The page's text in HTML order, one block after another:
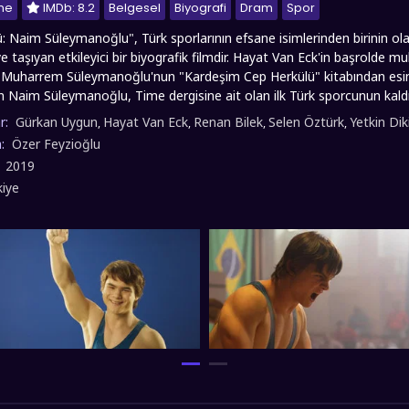
IMDb: 8.2 Belgesel Biyografi Dram
Spor
Naim Süleymanoğlu", Türk sporlarının efsane isimlerinden birinin
taşıyan etkileyici bir biyografik filmdir. Hayat Van Eck'in başrolde
Süleymanoğlu'nun "Kardeşim Cep Herkülü" kitabından
Naim Süleymanoğlu, Time dergisine ait olan ilk Türk sporcunun
"Dünyanın En İyi Sporcusu" unvanına layık görüldü. Henüz
kariyeri boyunca 47 dünya rekoru, 3 olimpiyat altın madalyası, 6
imza attı. Kendi vücut ağırlığının üç fazlasını kaldırabilen
değil, aynı zamanda Bulgaristan'da yaşanan zorlu siyasi
Bulgar Komünist Partisi'nin Türk azınlığına uygulanan
öyküsü, dönemin başbakanı Turgut Özal'ın özel girişimleriyle
yaptığı konuşmayla Bulgaristan Türklerinin yaşadığı zulmü
Türkiye'ye göç edebilmesinin önünü açar. "Cep Herkülü", sadece
vatanseverlik yapıyor, yakın tarihte ışık tutan önemli bir yapıt olarak
olarak Cep Herkülü: Naim Süleymanoğlu filmini sizlere full hd
Gürkan Uygun, Hayat Van Eck, Renan Bilek,Selen Öztürk,Yetkin
Özer Feyzioğlu
2019